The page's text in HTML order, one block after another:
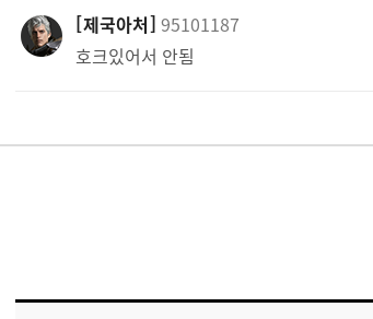
제국아처 95101187
호크있어서 안됨